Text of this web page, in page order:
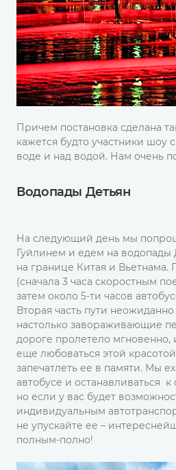
Причем постановка сделана
кажется будто участники шоу
воде и над водой. Нам очень
Водопады Детьян
На следующий день мы
Гуйлинем и едем на водопады
на границе Китая и Вьетнама.
(сначала 3 часа скоростным
затем около 5-ти часов
Вторая часть пути
настолько завораживающие
дороге пролетело мгновенно,
еще любоваться этой
запечатлеть ее в памяти. Мы
автобусе и останавливаться
но если у вас будет
индивидуальным
не упускайте ее –
полным-полно!